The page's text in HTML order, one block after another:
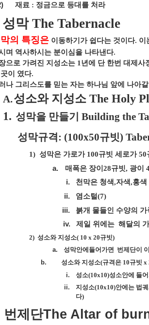
재료 : 정금으로 등대를 처라
성막 The Tabernacle
의 특징은 이동하기가 쉽다는 것이다. 이
며 역사하시는 분이심을 나타낸다.
으로 가려진 지성소는 1 년에 단 한번 대제사
이 였다.
나 그리스도를 믿는 자는 하나님 앞에 나아
A.성소와 지성소 The Holy
1. 성막을 만들기 Building the
성막규격: (100x50규빗)
1) 성막은 가로가 100규빗 세로가50
a.
매폭은 장이28규빗, 광이
i.
천막은 청색,자색,홍색
ii.
염소털(7)
iii.
붉개 물들인 수양의 가
iv.
제일 위에는 해달의
2) 성소와 지성소( 10 x 20규빗)
a.
성막안에들어가면 번제단이
b.
성소와 지성소(규격은 10규빗 x
i.
성소(10x10)성소안에 들
ii.
지성소(10x10)안에는 법
다)
번제단The Altar of